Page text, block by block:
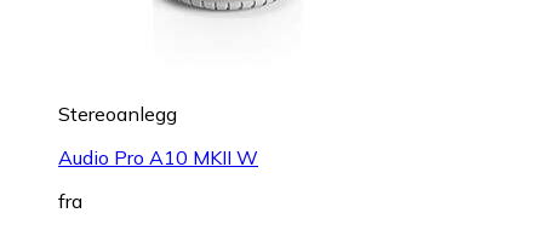
Stereoanlegg
Audio Pro A10 MKII W
fra